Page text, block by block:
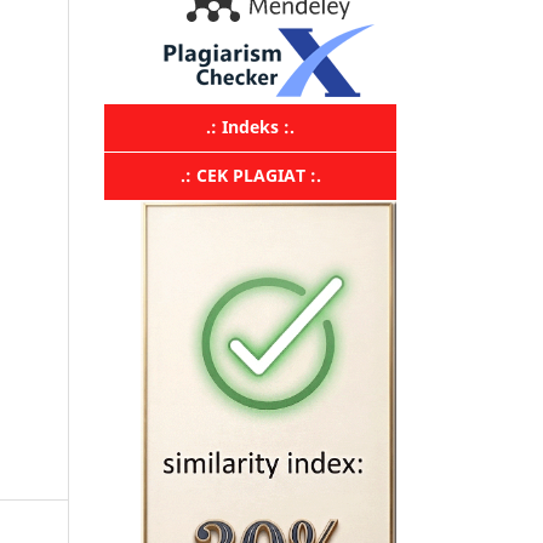
.: Indeks :.
.: CEK PLAGIAT :.